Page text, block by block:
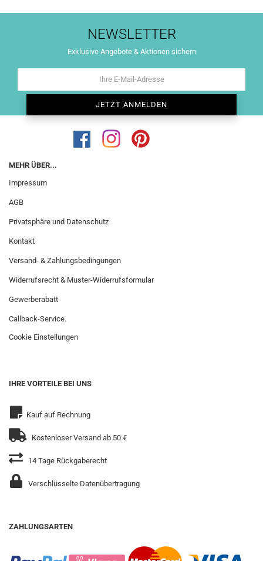
NEWSLETTER
Exklusive Angebote & Aktionen sichern
MEHR ÜBER...
Impressum
AGB
Privatsphäre und Datenschutz
Kontakt
Versand- & Zahlungsbedingungen
Widerrufsrecht & Muster-Widerrufsformular
Gewerberabatt
Callback-Service.
Cookie Einstellungen
IHRE VORTEILE BEI UNS
Kauf auf Rechnung
Kostenloser Versand ab 50 €
14 Tage Rückgaberecht
Verschlüsselte Datenübertragung
ZAHLUNGSARTEN